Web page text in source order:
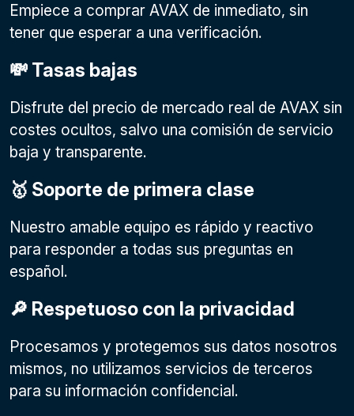
Empiece a comprar AVAX de inmediato, sin
tener que esperar a una verificación.
💸 Tasas bajas
Disfrute del precio de mercado real de AVAX sin
costes ocultos, salvo una comisión de servicio
baja y transparente.
🥇 Soporte de primera clase
Nuestro amable equipo es rápido y reactivo
para responder a todas sus preguntas en
español.
🔎 Respetuoso con la privacidad
Procesamos y protegemos sus datos nosotros
mismos, no utilizamos servicios de terceros
para su información confidencial.